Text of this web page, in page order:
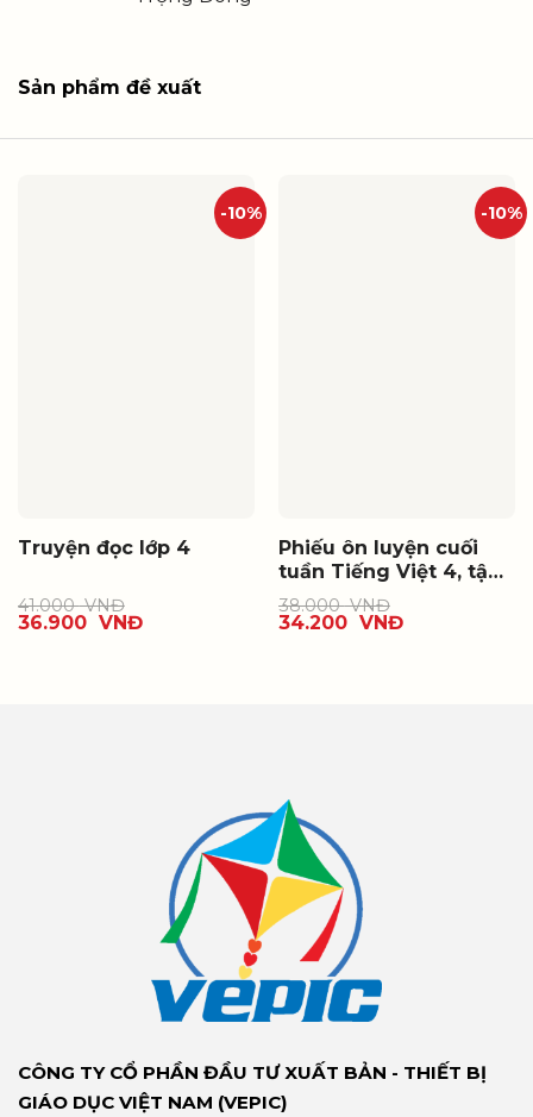
Sản phẩm đề xuất
-10%
Truyện đọc lớp 4
41.000VNĐ
36.900 VNĐ
-10%
Phiếu ôn luyện cuối
tuần Tiếng Việt 4, tập
một
38.000VNĐ
34.200 VNĐ
CÔNG TY CỔ PHẦN ĐẦU TƯ XUẤT BẢN - THIẾT BỊ
GIÁO DỤC VIỆT NAM (VEPIC)